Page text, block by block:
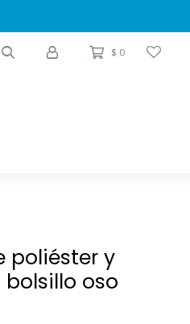
$ 0
poliéster y
oso